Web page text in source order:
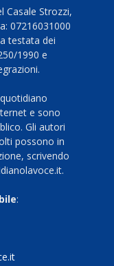
Casale Strozzi,
07216031000
testata dei
1990 e
e sono
Gli autori
possono in
scrivendo
: